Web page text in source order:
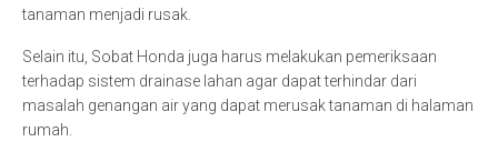
tanaman menjadi rusak.
Selain itu, Sobat Honda juga harus melakukan pemeriksaan
terhadap sistem drainase lahan agar dapat terhindar dari
masalah genangan air yang dapat merusak tanaman di halaman
rumah.